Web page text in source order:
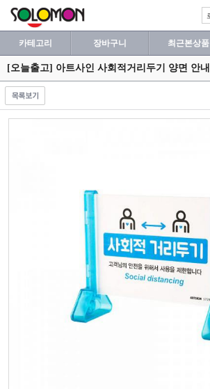
카테고리 장바구니 최근본상품
[오늘출고] 아트사인 사회적거리두기 양면 안